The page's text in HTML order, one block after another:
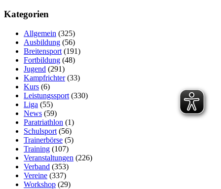
Kategorien
Allgemein (325)
Ausbildung (56)
Breitensport (191)
Fortbildung (48)
Jugend (291)
Kampfrichter(33)
Kurs (6)
Leistungssport (330)
Liga (55)
News (59)
Paratriathlon (1)
Schulsport (56)
Trainerbörse (5)
Training (107)
Veranstaltungen (226)
Verband (353)
Vereine (337)
Workshop (29)